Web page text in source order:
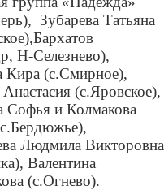
Зубарева Татьяна
Н-Селезнево),
Кира (с.Смирное),
(с.Яровское),
Софья и Колмакова
Людмила Викторовна
Валентина
(с.Огнево).